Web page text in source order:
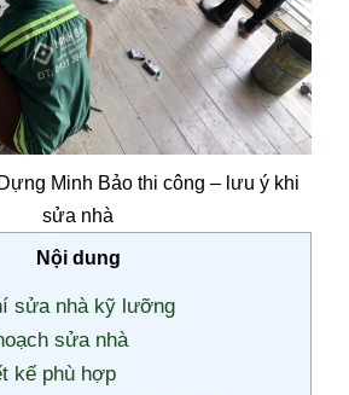
Minh Bảo thi công – lưu ý khi
sửa nhà
Nội dung
sửa nhà kỹ lưỡng
sửa nhà
kế phù hợp